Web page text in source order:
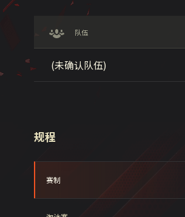
队伍
(未确认队伍)
规程
赛制